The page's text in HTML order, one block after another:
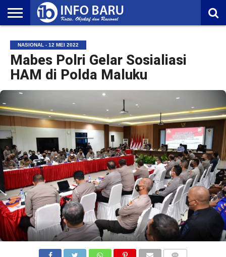
NASIONAL
AMBONIA
MALUKU
EKONOMI
POLITIK
OLAHRAGA
LIFESTYLE
REDAKSI
NASIONAL - 12 MEI 2022
Mabes Polri Gelar Sosialiasi
HAM di Polda Maluku